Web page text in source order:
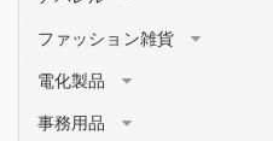
ファッション雑貨
電化製品
事務用品